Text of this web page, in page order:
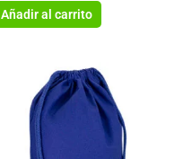
Añadir al carrito